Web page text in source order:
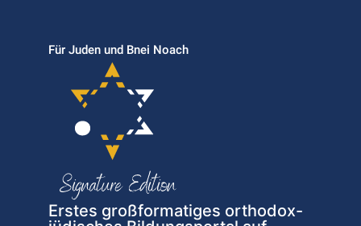
Für Juden und Bnei Noach
Erstes großformatiges orthodox-